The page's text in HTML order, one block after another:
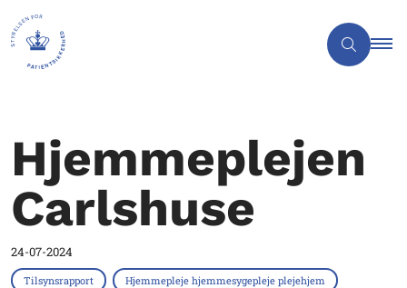
Hjemmeplejen
Carlshuse
24-07-2024
Tilsynsrapport Hjemmepleje hjemmesygepleje plejehjem